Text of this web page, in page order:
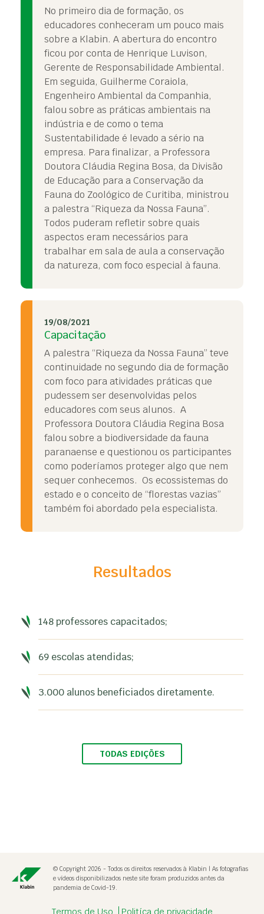
No primeiro dia de formação, os
educadores conheceram um pouco mais
sobre a Klabin. A abertura do encontro
ficou por conta de Henrique Luvison,
Gerente de Responsabilidade Ambiental.
Em seguida, Guilherme Coraiola,
Engenheiro Ambiental da Companhia,
falou sobre as práticas ambientais na
indústria e de como o tema
Sustentabilidade é levado a sério na
empresa. Para finalizar, a Professora
Doutora Cláudia Regina Bosa, da Divisão
de Educação para a Conservação da
Fauna do Zoológico de Curitiba, ministrou
a palestra “Riqueza da Nossa Fauna”.
Todos puderam refletir sobre quais
aspectos eram necessários para
trabalhar em sala de aula a conservação
da natureza, com foco especial à fauna.
19/08/2021
Capacitação
A palestra “Riqueza da Nossa Fauna” teve
continuidade no segundo dia de formação
com foco para atividades práticas que
pudessem ser desenvolvidas pelos
educadores com seus alunos. A
Professora Doutora Cláudia Regina Bosa
falou sobre a biodiversidade da fauna
paranaense e questionou os participantes
como poderíamos proteger algo que nem
sequer conhecemos. Os ecossistemas do
estado e o conceito de “florestas vazias”
também foi abordado pela especialista.
Resultados
148 professores capacitados;
69 escolas atendidas;
3.000 alunos beneficiados diretamente.
TODAS EDIÇÕES
© Copyright 2026 - Todos os direitos reservados à Klabin | As fotografias
e vídeos disponibilizados neste site foram produzidos antes da
pandemia de Covid-19.
Termos de Uso Politíca de privacidade